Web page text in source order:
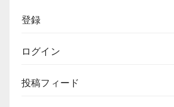
登録
ログイン
投稿フィード